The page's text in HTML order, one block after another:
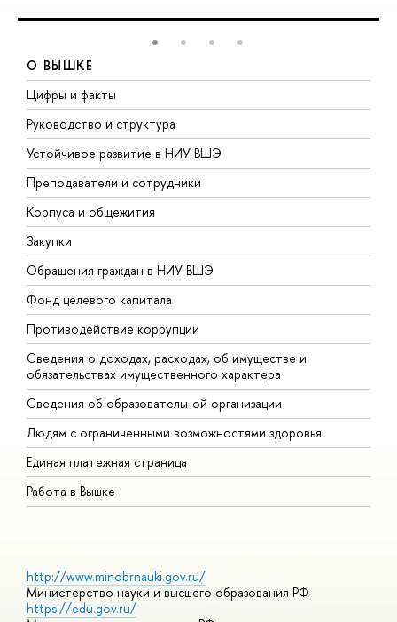
О ВЫШКЕ
Цифры и факты
Руководство и структура
Устойчивое развитие в НИУ ВШЭ
Преподаватели и сотрудники
Корпуса и общежития
Закупки
Обращения граждан в НИУ ВШЭ
Фонд целевого капитала
Противодействие коррупции
Сведения о доходах, расходах, об имуществе и
обязательствах имущественного характера
Сведения об образовательной организации
Людям с ограниченными возможностями здоровья
Единая платежная страница
Работа в Вышке
http://www.minobrnauki.gov.ru/
Министерство науки и высшего образования РФ
https://edu.gov.ru/